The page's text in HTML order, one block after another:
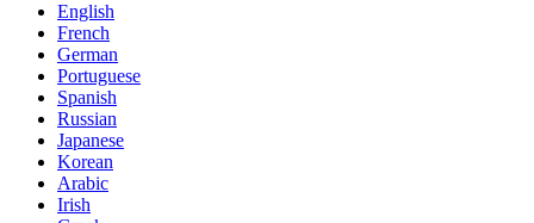
English
French
German
Portuguese
Spanish
Russian
Japanese
Korean
Arabic
Irish